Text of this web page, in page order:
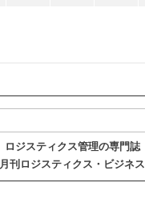
ロジスティクス管理の専門誌
月刊ロジスティクス・ビジネス